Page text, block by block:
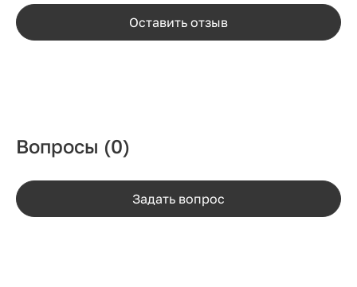
Оставить отзыв
Вопросы (0)
Задать вопрос